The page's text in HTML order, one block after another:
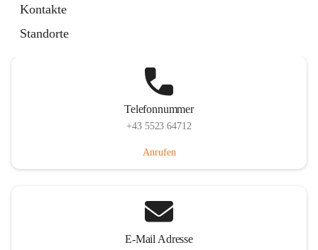
Kontakte
Standorte
Telefonnummer
+43 5523 64712
Anrufen
E-Mail Adresse